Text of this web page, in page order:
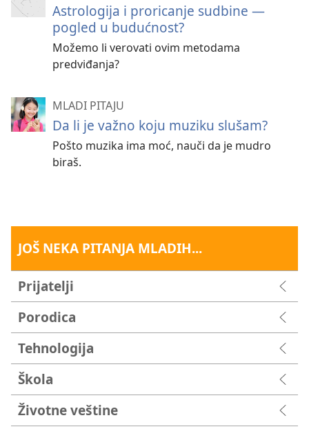
Astrologija i proricanje sudbine —
pogled u budućnost?
Možemo li verovati ovim metodama
predviđanja?
MLADI PITAJU
Da li je važno koju muziku slušam?
Pošto muzika ima moć, nauči da je mudro
biraš.
JOŠ NEKA PITANJA MLADIH...
Prijatelji
Porodica
Tehnologija
Škola
Životne veštine